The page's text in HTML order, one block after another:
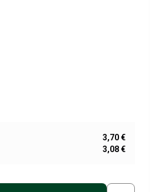
3,70 €
3,08 €